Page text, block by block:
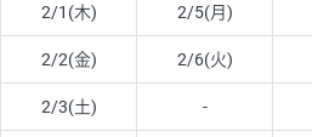
2/1(木) 2/5(月)
2/2(金) 2/6(火)
2/3(土) -